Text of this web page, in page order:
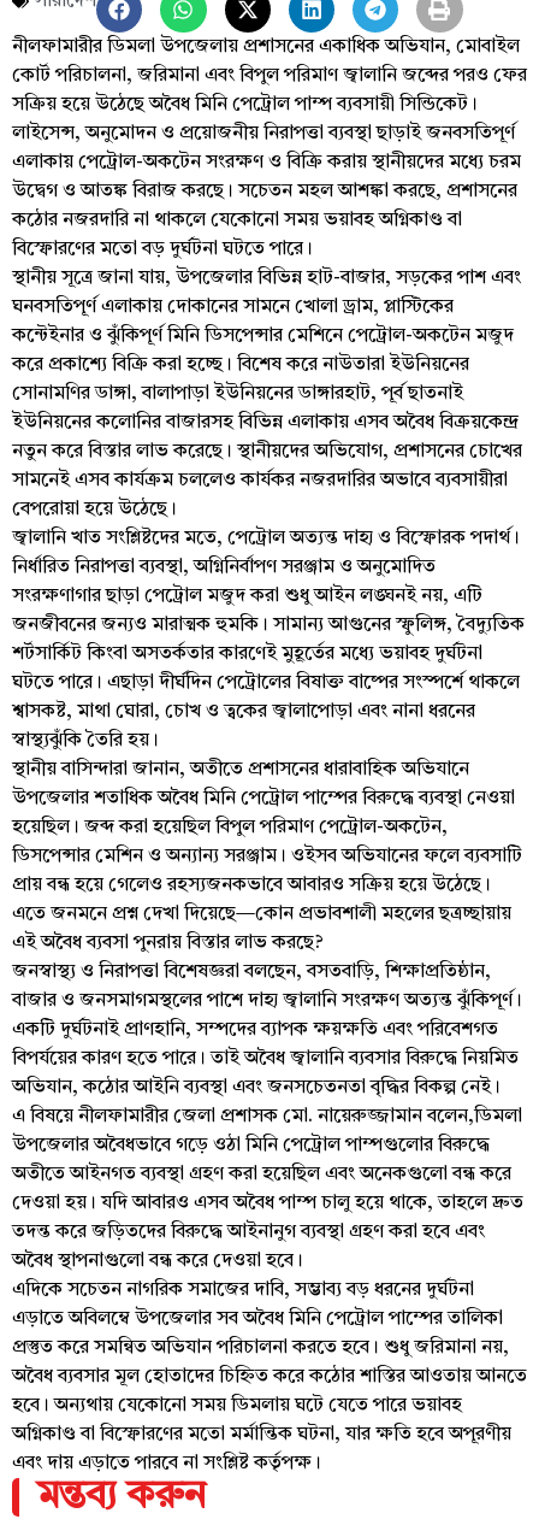
নীলফামারীর ডিমলা উপজেলায় প্রশাসনের একাধিক অভিযান, মোবাইল
কোর্ট পরিচালনা, জরিমানা এবং বিপুল পরিমাণ জ্বালানি জব্দের পরও ফের
সক্রিয় হয়ে উঠেছে অবৈধ মিনি পেট্রোল পাম্প ব্যবসায়ী সিন্ডিকেট।
লাইসেন্স, অনুমোদন ও প্রয়োজনীয় নিরাপত্তা ব্যবস্থা ছাড়াই জনবসতিপূর্ণ
এলাকায় পেট্রোল-অকটেন সংরক্ষণ ও বিক্রি করায় স্থানীয়দের মধ্যে চরম
উদ্বেগ ও আতঙ্ক বিরাজ করছে। সচেতন মহল আশঙ্কা করছে, প্রশাসনের
কঠোর নজরদারি না থাকলে যেকোনো সময় ভয়াবহ অগ্নিকাণ্ড বা
বিস্ফোরণের মতো বড় দুর্ঘটনা ঘটতে পারে।
স্থানীয় সূত্রে জানা যায়, উপজেলার বিভিন্ন হাট-বাজার, সড়কের পাশ এবং
ঘনবসতিপূর্ণ এলাকায় দোকানের সামনে খোলা ড্রাম, প্লাস্টিকের
কন্টেইনার ও ঝুঁকিপূর্ণ মিনি ডিসপেন্সার মেশিনে পেট্রোল-অকটেন মজুদ
করে প্রকাশ্যে বিক্রি করা হচ্ছে। বিশেষ করে নাউতারা ইউনিয়নের
সোনামণির ডাঙ্গা, বালাপাড়া ইউনিয়নের ডাঙ্গারহাট, পূর্ব ছাতনাই
ইউনিয়নের কলোনির বাজারসহ বিভিন্ন এলাকায় এসব অবৈধ বিক্রয়কেন্দ্র
নতুন করে বিস্তার লাভ করেছে। স্থানীয়দের অভিযোগ, প্রশাসনের চোখের
সামনেই এসব কার্যক্রম চললেও কার্যকর নজরদারির অভাবে ব্যবসায়ীরা
বেপরোয়া হয়ে উঠেছে।
জ্বালানি খাত সংশ্লিষ্টদের মতে, পেট্রোল অত্যন্ত দাহ্য ও বিস্ফোরক পদার্থ।
নির্ধারিত নিরাপত্তা ব্যবস্থা, অগ্নিনির্বাপণ সরঞ্জাম ও অনুমোদিত
সংরক্ষণাগার ছাড়া পেট্রোল মজুদ করা শুধু আইন লঙ্ঘনই নয়, এটি
জনজীবনের জন্যও মারাত্মক হুমকি। সামান্য আগুনের স্ফুলিঙ্গ, বৈদ্যুতিক
শর্টসার্কিট কিংবা অসতর্কতার কারণেই মুহূর্তের মধ্যে ভয়াবহ দুর্ঘটনা
ঘটতে পারে। এছাড়া দীর্ঘদিন পেট্রোলের বিষাক্ত বাষ্পের সংস্পর্শে থাকলে
শ্বাসকষ্ট, মাথা ঘোরা, চোখ ও ত্বকের জ্বালাপোড়া এবং নানা ধরনের
স্বাস্থ্যঝুঁকি তৈরি হয়।
স্থানীয় বাসিন্দারা জানান, অতীতে প্রশাসনের ধারাবাহিক অভিযানে
উপজেলার শতাধিক অবৈধ মিনি পেট্রোল পাম্পের বিরুদ্ধে ব্যবস্থা নেওয়া
হয়েছিল। জব্দ করা হয়েছিল বিপুল পরিমাণ পেট্রোল-অকটেন,
ডিসপেন্সার মেশিন ও অন্যান্য সরঞ্জাম। ওইসব অভিযানের ফলে ব্যবসাটি
প্রায় বন্ধ হয়ে গেলেও রহস্যজনকভাবে আবারও সক্রিয় হয়ে উঠেছে।
এতে জনমনে প্রশ্ন দেখা দিয়েছে—কোন প্রভাবশালী মহলের ছত্রচ্ছায়ায়
এই অবৈধ ব্যবসা পুনরায় বিস্তার লাভ করছে?
জনস্বাস্থ্য ও নিরাপত্তা বিশেষজ্ঞরা বলছেন, বসতবাড়ি, শিক্ষাপ্রতিষ্ঠান,
বাজার ও জনসমাগমস্থলের পাশে দাহ্য জ্বালানি সংরক্ষণ অত্যন্ত ঝুঁকিপূর্ণ।
একটি দুর্ঘটনাই প্রাণহানি, সম্পদের ব্যাপক ক্ষয়ক্ষতি এবং পরিবেশগত
বিপর্যয়ের কারণ হতে পারে। তাই অবৈধ জ্বালানি ব্যবসার বিরুদ্ধে নিয়মিত
অভিযান, কঠোর আইনি ব্যবস্থা এবং জনসচেতনতা বৃদ্ধির বিকল্প নেই।
এ বিষয়ে নীলফামারীর জেলা প্রশাসক মো. নায়েরুজ্জামান বলেন,ডিমলা
উপজেলার অবৈধভাবে গড়ে ওঠা মিনি পেট্রোল পাম্পগুলোর বিরুদ্ধে
অতীতে আইনগত ব্যবস্থা গ্রহণ করা হয়েছিল এবং অনেকগুলো বন্ধ করে
দেওয়া হয়। যদি আবারও এসব অবৈধ পাম্প চালু হয়ে থাকে, তাহলে দ্রুত
তদন্ত করে জড়িতদের বিরুদ্ধে আইনানুগ ব্যবস্থা গ্রহণ করা হবে এবং
অবৈধ স্থাপনাগুলো বন্ধ করে দেওয়া হবে।
এদিকে সচেতন নাগরিক সমাজের দাবি, সম্ভাব্য বড় ধরনের দুর্ঘটনা
এড়াতে অবিলম্বে উপজেলার সব অবৈধ মিনি পেট্রোল পাম্পের তালিকা
প্রস্তুত করে সমন্বিত অভিযান পরিচালনা করতে হবে। শুধু জরিমানা নয়,
অবৈধ ব্যবসার মূল হোতাদের চিহ্নিত করে কঠোর শাস্তির আওতায় আনতে
হবে। অন্যথায় যেকোনো সময় ডিমলায় ঘটে যেতে পারে ভয়াবহ
অগ্নিকাণ্ড বা বিস্ফোরণের মতো মর্মান্তিক ঘটনা, যার ক্ষতি হবে অপূরণীয়
এবং দায় এড়াতে পারবে না সংশ্লিষ্ট কর্তৃপক্ষ।
মন্তব্য করুন